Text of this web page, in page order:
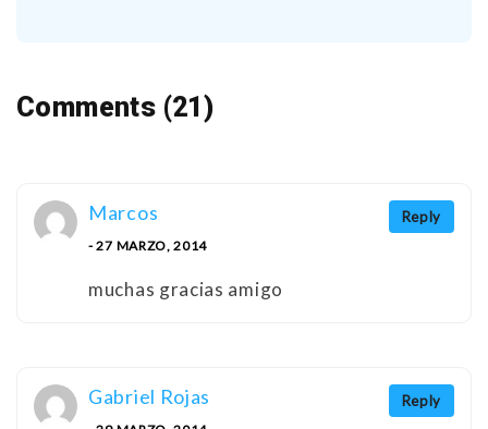
Comments (21)
Reply
Marcos
- 27 MARZO, 2014
muchas gracias amigo
Reply
Gabriel Rojas